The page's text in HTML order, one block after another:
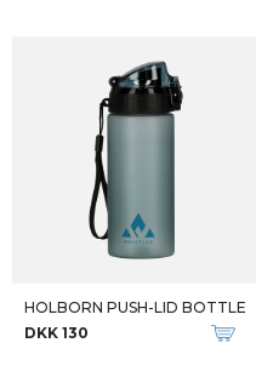
HOLBORN PUSH-LID BOTTLE
DKK 130